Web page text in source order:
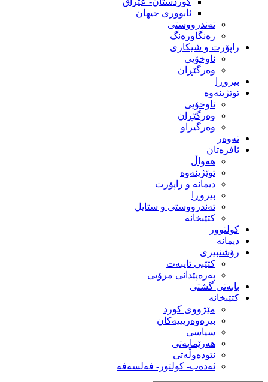
ئابووری جیهان
تەندرووستی
رەنگاورەنگ
راپۆرت و شیکاری
ناوخۆیی
وەرگێڕان
بیروڕا
توێژینەوە
ناوخۆیی
وەرگێڕان
وەرگیراو
تەوەر
ئافرەتان
هەواڵ
توێژینەوە
دیمانە و راپۆرت
بیروڕا
تەندرووستی و ستایل
کتێبخانە
کولتوور
دیمانە
رۆشنبیری
کتێبی تایبەت
پەرەپێدانی مرۆیی
بابەتی گشتی
کتێبخانە
مێژووى کورد
بیرەوەریییەکان
سیاسى
هەرێمایەتی
نێودەوڵەتی
ئەدەب- کولتور- فەلسەفە